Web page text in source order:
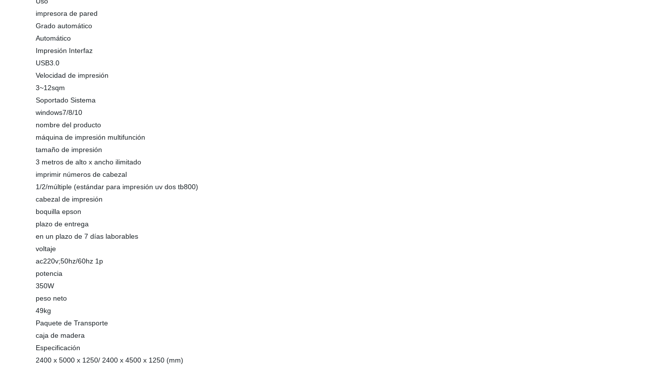
impresora de pared
Grado automático
Automático
Impresión Interfaz
USB3.0
Velocidad de impresión
3~12sqm
Soportado Sistema
windows7/8/10
nombre del producto
máquina de impresión multifunción
tamaño de impresión
3 metros de alto x ancho ilimitado
imprimir números de cabezal
1/2/múltiple (estándar para impresión uv dos tb800)
cabezal de impresión
boquilla epson
plazo de entrega
en un plazo de 7 días laborables
voltaje
ac220v;50hz/60hz 1p
potencia
350W
peso neto
49kg
Paquete de Transporte
caja de madera
Especificación
2400 x 5000 x 1250/ 2400 x 4500 x 1250 (mm)